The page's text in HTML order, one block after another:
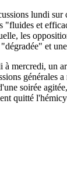
lundi sur
"fluides et
les
et
à mercredi, un
générales
soirée
quitté